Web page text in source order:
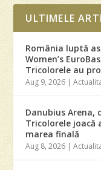
ULTIMELE
România luptă
Women’s
Tricolorele au
Aug 9, 2026 |
Danubius Arena,
Tricolorele joacă
marea finală
Aug 8, 2026 |